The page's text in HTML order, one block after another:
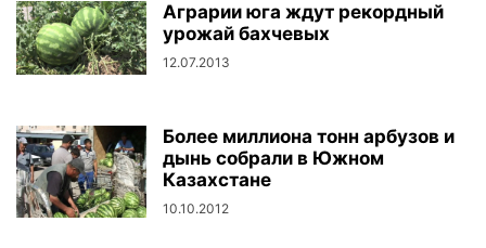
Аграрии юга ждут рекордный
урожай бахчевых
12.07.2013
Более миллиона тонн арбузов и
дынь собрали в Южном
Казахстане
10.10.2012